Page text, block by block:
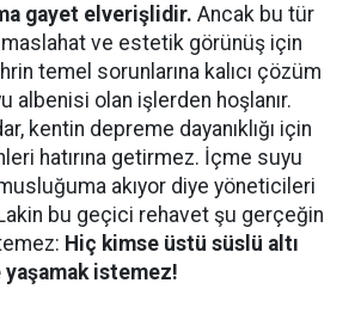
gayet elverişlidir. Ancak bu tür
ve estetik görünüş için
temel sorunlarına kalıcı çözüm
albenisi olan işlerden hoşlanır.
kentin depreme dayanıklığı için
hatırına getirmez. İçme suyu
akıyor diye yöneticileri
bu geçici rehavet şu gerçeğin
Hiç kimse üstü süslü altı
istemez!